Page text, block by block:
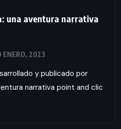
una aventura narrativa
ENERO, 2023
y publicado por
narrativa point and clic